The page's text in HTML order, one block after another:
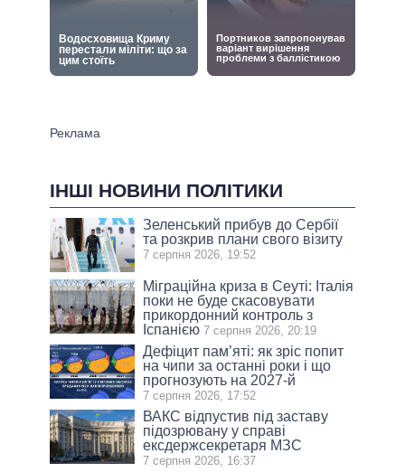
ІНШІ НОВИНИ ПОЛІТИКИ
Зеленський прибув до Сербії
та розкрив плани свого візиту
7 серпня 2026, 19:52
Міграційна криза в Сеуті: Італія
поки не буде скасовувати
прикордонний контроль з
Іспанією 7 серпня 2026, 20:19
Дефіцит пам’яті: як зріс попит
на чипи за останні роки і що
прогнозують на 2027-й
7 серпня 2026, 17:52
ВАКС відпустив під заставу
підозрювану у справі
ексдержсекретаря МЗС
7 серпня 2026, 16:37